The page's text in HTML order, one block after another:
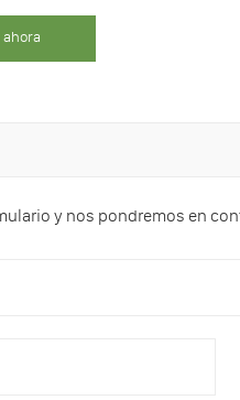
y nos pondremos en